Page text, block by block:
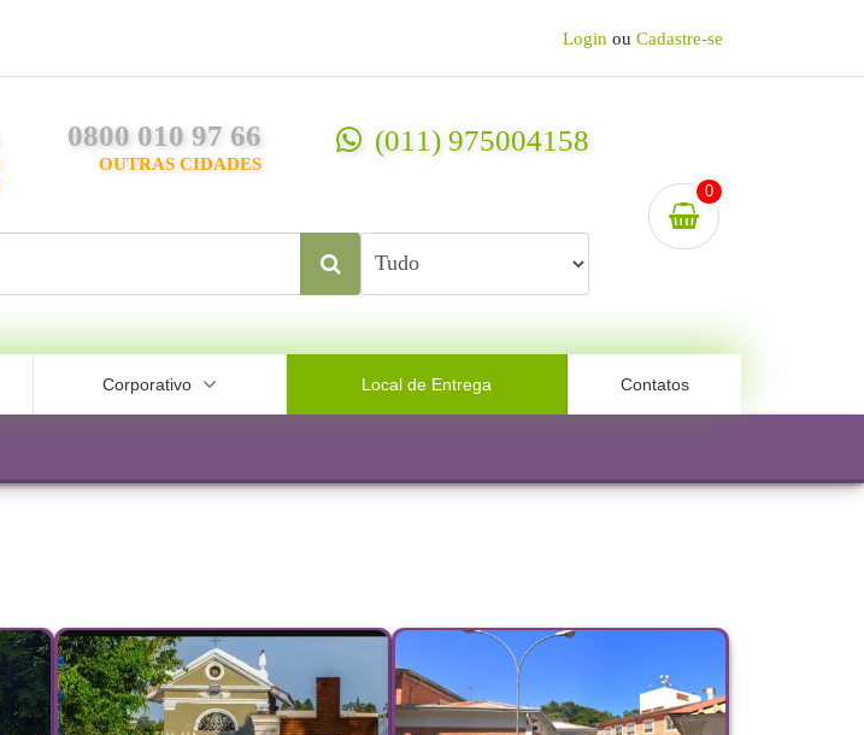
Login ou Cadastre-se
0800 010 97 66
OUTRAS CIDADES
(011) 975004158
0
Corporativo Local de Entrega Contatos